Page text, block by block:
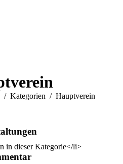
Kategorien Hauptverein
in dieser Kategorie</li>